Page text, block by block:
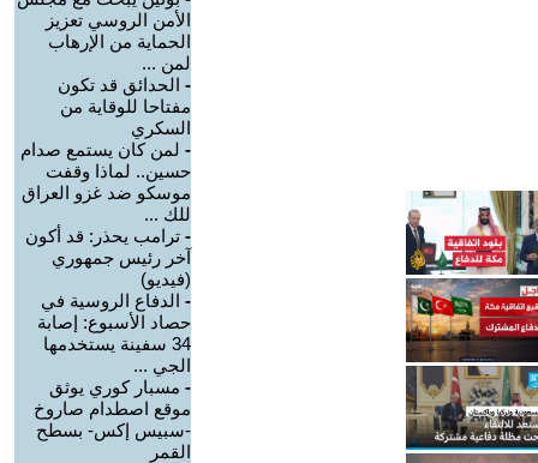
الأمن الروسي تعزيز
الحماية من الإرهاب
لمن ...
- الحدائق قد تكون
مفتاحا للوقاية من
السكري
- لمن كان يستمع صدام
حسين.. لماذا وقفت
موسكو ضد غزو العراق
للك ...
- ترامب يحذر: قد أكون
آخر رئيس جمهوري
(فيديو)
- الدفاع الروسية في
حصاد الأسبوع: إصابة
34 سفينة يستخدمها
الجي ...
- مسبار كوري يوثق
موقع اصطدام صاروخ
-سبيس إكس- بسطح
القمر